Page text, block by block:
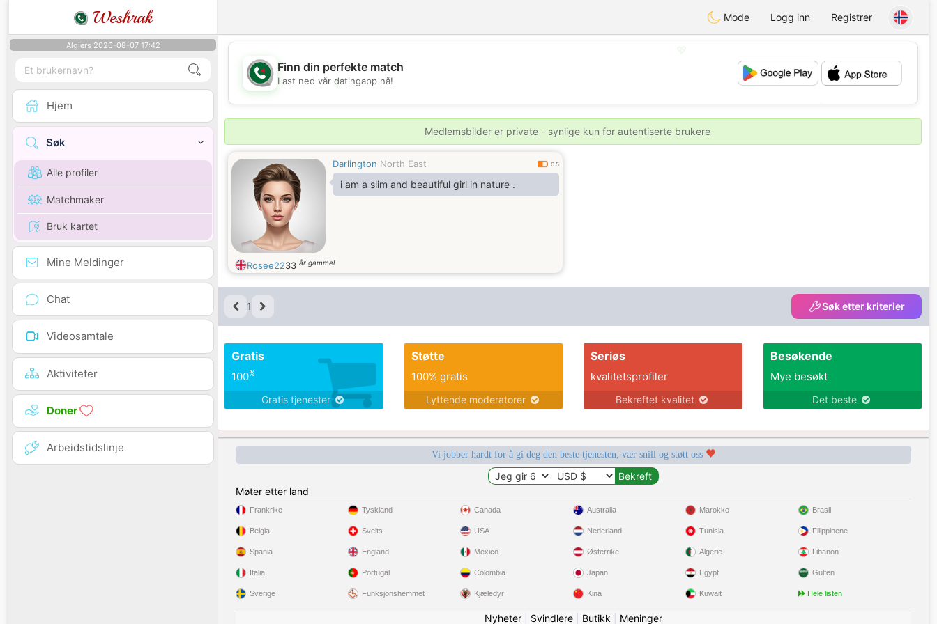
Weshrak Mode Logg inn Registrer
Algiers 2026-08-07 17:42
Hjem
Søk
Alle profiler
Matchmaker
Bruk kartet
Mine Meldinger
Chat
Videosamtale
Aktiviteter
Doner
Arbeidstidslinje
💖
💕
💕
Finn din perfekte match
Last ned vår datingapp nå!
Medlemsbilder er private - synlige kun for autentiserte brukere
Darlington North East 0.5
i am a slim and beautiful girl in nature .
Rosee2233 år gammel
1 Søk etter kriterier
Gratis
100%
Gratis tjenester
Støtte
100% gratis
Lyttende moderatorer
Seriøs
kvalitetsprofiler
Bekreftet kvalitet
Besøkende
Mye besøkt
Det beste
Vi jobber hardt for å gi deg den beste tjenesten, vær snill og støtt oss
Møter etter land
Frankrike
Belgia
Spania
Italia
Sverige
Tyskland
Sveits
England
Portugal
Funksjonshemmet
Canada
USA
Mexico
Colombia
Kjæledyr
Australia
Nederland
Østerrike
Japan
Kina
Marokko
Tunisia
Algerie
Egypt
Kuwait
Brasil
Filippinene
Libanon
Gulfen
Hele listen
Nyheter| Svindlere| Butikk Meninger